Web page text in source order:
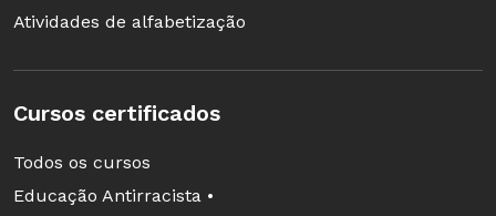
Atividades de alfabetização
Cursos certificados
Todos os cursos
Educação Antirracista •